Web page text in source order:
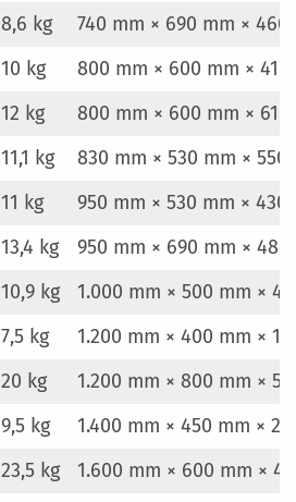
8,6 kg
740 mm × 690 mm × 460
10 kg
800 mm × 600 mm × 410
12 kg
800 mm × 600 mm × 610
11,1 kg
830 mm × 530 mm × 550
11 kg
950 mm × 530 mm × 430
13,4 kg
950 mm × 690 mm × 480
10,9 kg
1.000 mm × 500 mm ×
7,5 kg
1.200 mm × 400 mm ×
20 kg
1.200 mm × 800 mm ×
9,5 kg
1.400 mm × 450 mm ×
23,5 kg
1.600 mm × 600 mm ×